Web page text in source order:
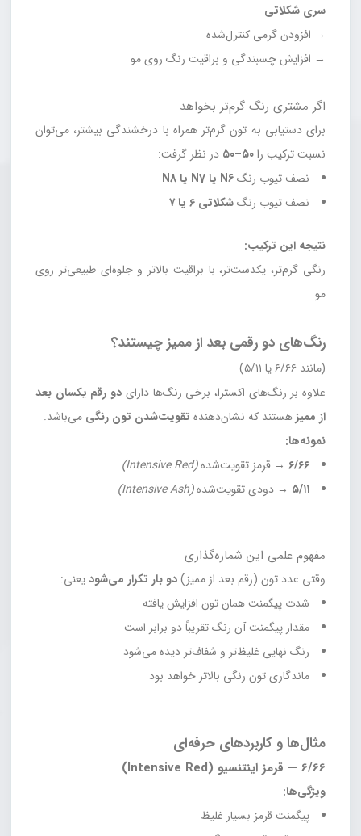
سری شکلاتی
→ افزودن گرمی کنترل‌شده
→ افزایش چسبندگی و براقیت رنگ روی مو
اگر مشتری رنگ گرم‌تر بخواهد
برای دستیابی به تون گرم‌تر همراه با درخشندگی بیشتر، می‌توان
نسبت ترکیب را۵۰–۵۰
در نظر گرفت:
نصف تیوب رنگN6 یا N7 یا N8
نصف تیوب رنگشکلاتی ۶ یا ۷
نتیجه این ترکیب:
رنگی گرم‌تر، یکدست‌تر، با براقیت بالاتر و جلوه‌ای طبیعی‌تر روی
مو
رنگ‌های دو رقمی بعد از ممیز چیستند؟
(مانند ۶/۶۶ یا ۵/۱۱)
علاوه بر رنگ‌های اکسترا، برخی رنگ‌ها دارای دو رقم یکسان بعد
از ممیزهستند که نشان‌دهنده تقویت‌شدن تون رنگی می‌باشد.
نمونه‌ها:
۶/۶۶ → قرمز تقویت‌شده(Intensive Red)
۵/۱۱ → دودی تقویت‌شده(Intensive Ash)
مفهوم علمی این شماره‌گذاری
وقتی عدد تون (رقم بعد از ممیز)دو بار تکرار می‌شودیعنی:
شدت پیگمنت همان تون افزایش یافته
مقدار پیگمنت آن رنگ تقریباً دو برابر است
رنگ نهایی غلیظ‌تر و شفاف‌تر دیده می‌شود
ماندگاری تون رنگی بالاتر خواهد بود
مثال‌ها و کاربردهای حرفه‌ای
6/66 — قرمز اینتنسیو (Intensive Red)
ویژگی‌ها:
پیگمنت قرمز بسیار غلیظ